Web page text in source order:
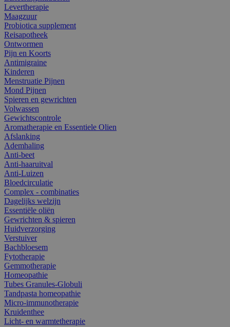
Levertherapie
Maagzuur
Probiotica supplement
Reisapotheek
Ontwormen
Pijn en Koorts
Antimigraine
Kinderen
Menstruatie Pijnen
Mond Pijnen
Spieren en gewrichten
Volwassen
Gewichtscontrole
Aromatherapie en Essentiele Olien
Afslanking
Ademhaling
Anti-beet
Anti-haaruitval
Anti-Luizen
Bloedcirculatie
Complex - combinaties
Dagelijks welzijn
Essentiële oliën
Gewrichten & spieren
Huidverzorging
Verstuiver
Bachbloesem
Fytotherapie
Gemmotherapie
Homeopathie
Tubes Granules-Globuli
Tandpasta homeopathie
Micro-immunotherapie
Kruidenthee
Licht- en warmtetherapie